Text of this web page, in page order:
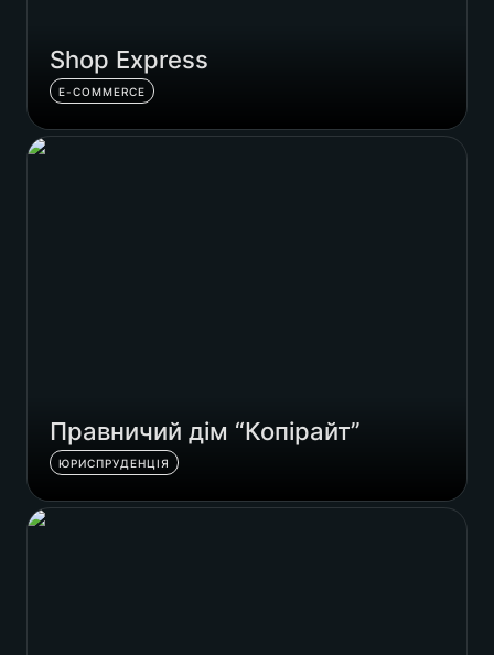
Shop Express
E-COMMERCE
Правничий дім “Копірайт”
Правничий дім “Копірайт”
ЮРИСПРУДЕНЦІЯ
Я з тобою